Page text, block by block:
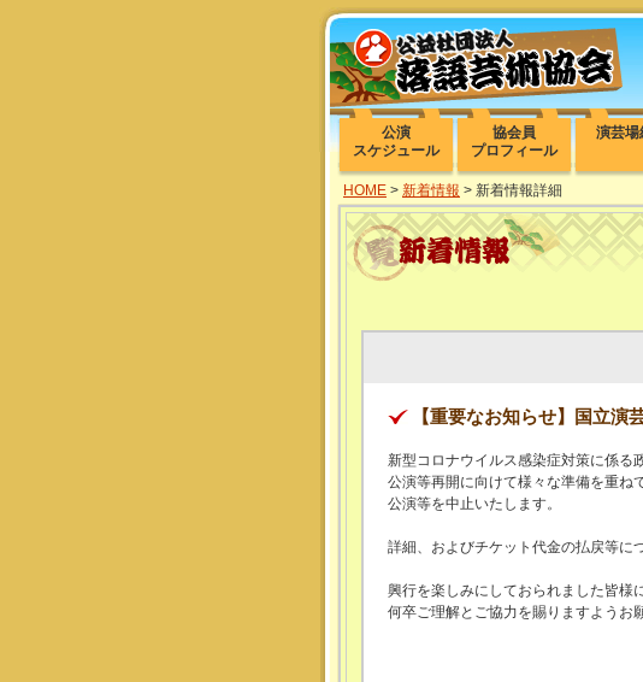
公演
スケジュール
協会員
プロフィール
演芸場
HOME > 新着情報 > 新着情報詳細
【重要なお知らせ】国立演
新型コロナウイルス感染症対策に係る
公演等再開に向けて様々な準備を重ね
公演等を中止いたします。
詳細、およびチケット代金の払戻等に
興行を楽しみにしておられました皆様
何卒ご理解とご協力を賜りますようお